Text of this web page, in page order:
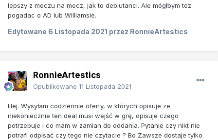
lepszy z meczu na mecz, jak to debiutanci. Ale mógłbym tez
pogadac o AD lub Williamsie.
Edytowane 6 Listopada 2021 przez RonnieArtestics
RonnieArtestics
Opublikowano 11 Listopada 2021
Hej. Wysyłam codziennie oferty, w których opisuje ze
niekoniecznie ten deal musi wejść w grę, opisuje czego
potrzebuje i co mam w zamian do oddania. Pytanie czy nikt nie
potrafi odpisać czy tego nie czytacie ? Bo Zawsze dostaje tylko